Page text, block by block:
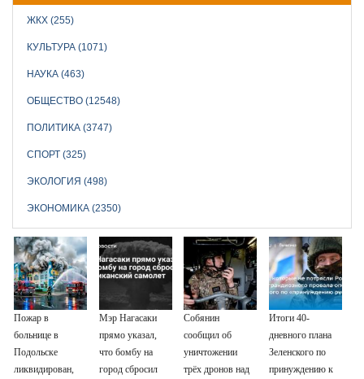
ЖКХ (255)
КУЛЬТУРА (1071)
НАУКА (463)
ОБЩЕСТВО (12548)
ПОЛИТИКА (3747)
СПОРТ (325)
ЭКОЛОГИЯ (498)
ЭКОНОМИКА (2350)
Пожар в
больнице в
Подольске
ликвидирован,
Мэр Нагасаки
прямо указал,
что бомбу на
город сбросил
Собянин
сообщил об
уничтожении
трёх дронов над
Итоги 40-
дневного плана
Зеленского по
принуждению к